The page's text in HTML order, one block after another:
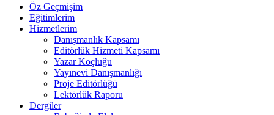
Öz Geçmişim
Eğitimlerim
Hizmetlerim
Danışmanlık Kapsamı
Editörlük Hizmeti Kapsamı
Yazar Koçluğu
Yayınevi Danışmanlığı
Proje Editörlüğü
Lektörlük Raporu
Dergiler